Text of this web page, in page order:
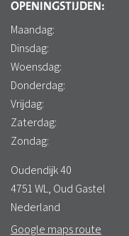
OPENINGSTIJDEN:
Maandag:
Dinsdag:
Woensdag:
Donderdag:
Vrijdag:
Zaterdag:
Zondag:
Oudendijk 40
4751 WL, Oud Gastel
Nederland
Google maps route